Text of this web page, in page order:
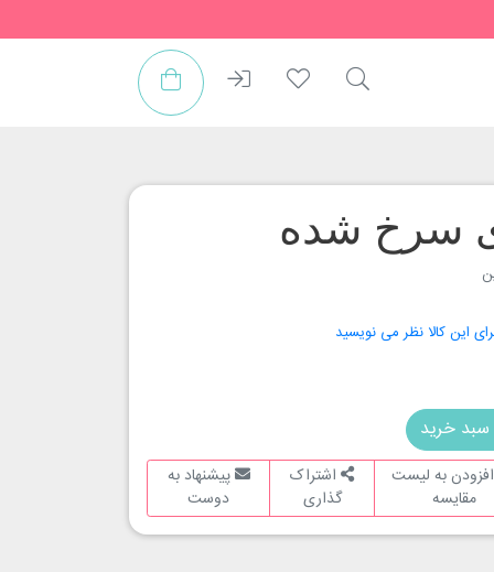
سرخ شده
این کالا نظر می نویسید
سبد خرید
افزودن به لیست
مقایسه
اشتراک
گذاری
پیشنهاد به
دوست